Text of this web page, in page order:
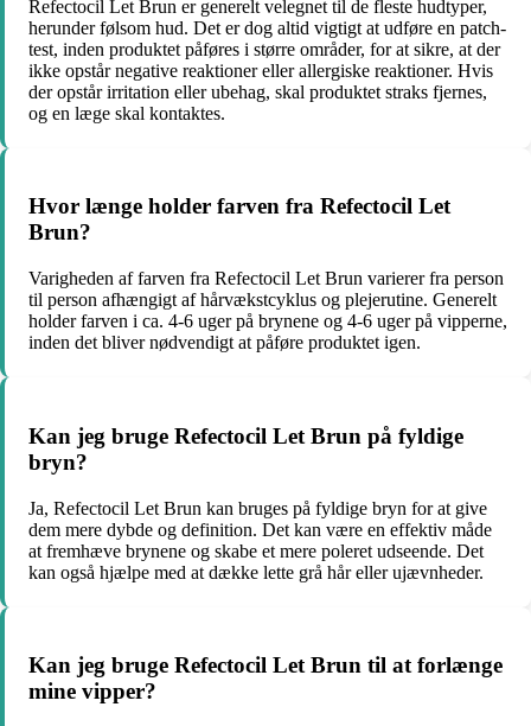
Refectocil Let Brun er generelt velegnet til de fleste hudtyper,
herunder følsom hud. Det er dog altid vigtigt at udføre en patch-
test, inden produktet påføres i større områder, for at sikre, at der
ikke opstår negative reaktioner eller allergiske reaktioner. Hvis
der opstår irritation eller ubehag, skal produktet straks fjernes,
og en læge skal kontaktes.
Hvor længe holder farven fra Refectocil Let
Brun?
Varigheden af farven fra Refectocil Let Brun varierer fra person
til person afhængigt af hårvækstcyklus og plejerutine. Generelt
holder farven i ca. 4-6 uger på brynene og 4-6 uger på vipperne,
inden det bliver nødvendigt at påføre produktet igen.
Kan jeg bruge Refectocil Let Brun på fyldige
bryn?
Ja, Refectocil Let Brun kan bruges på fyldige bryn for at give
dem mere dybde og definition. Det kan være en effektiv måde
at fremhæve brynene og skabe et mere poleret udseende. Det
kan også hjælpe med at dække lette grå hår eller ujævnheder.
Kan jeg bruge Refectocil Let Brun til at forlænge
mine vipper?